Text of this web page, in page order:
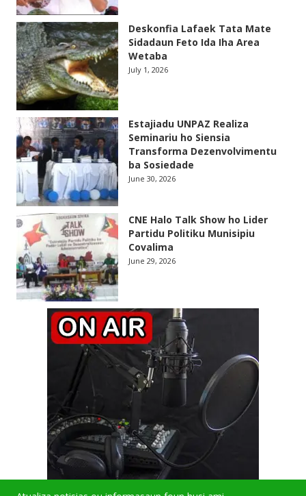
Deskonfia Lafaek Tata Mate
Sidadaun Feto Ida Iha Area
Wetaba
July 1, 2026
Estajiadu UNPAZ Realiza
Seminariu ho Siensia
Transforma Dezenvolvimentu
ba Sosiedade
June 30, 2026
CNE Halo Talk Show ho Lider
Partidu Politiku Munisipiu
Covalima
June 29, 2026